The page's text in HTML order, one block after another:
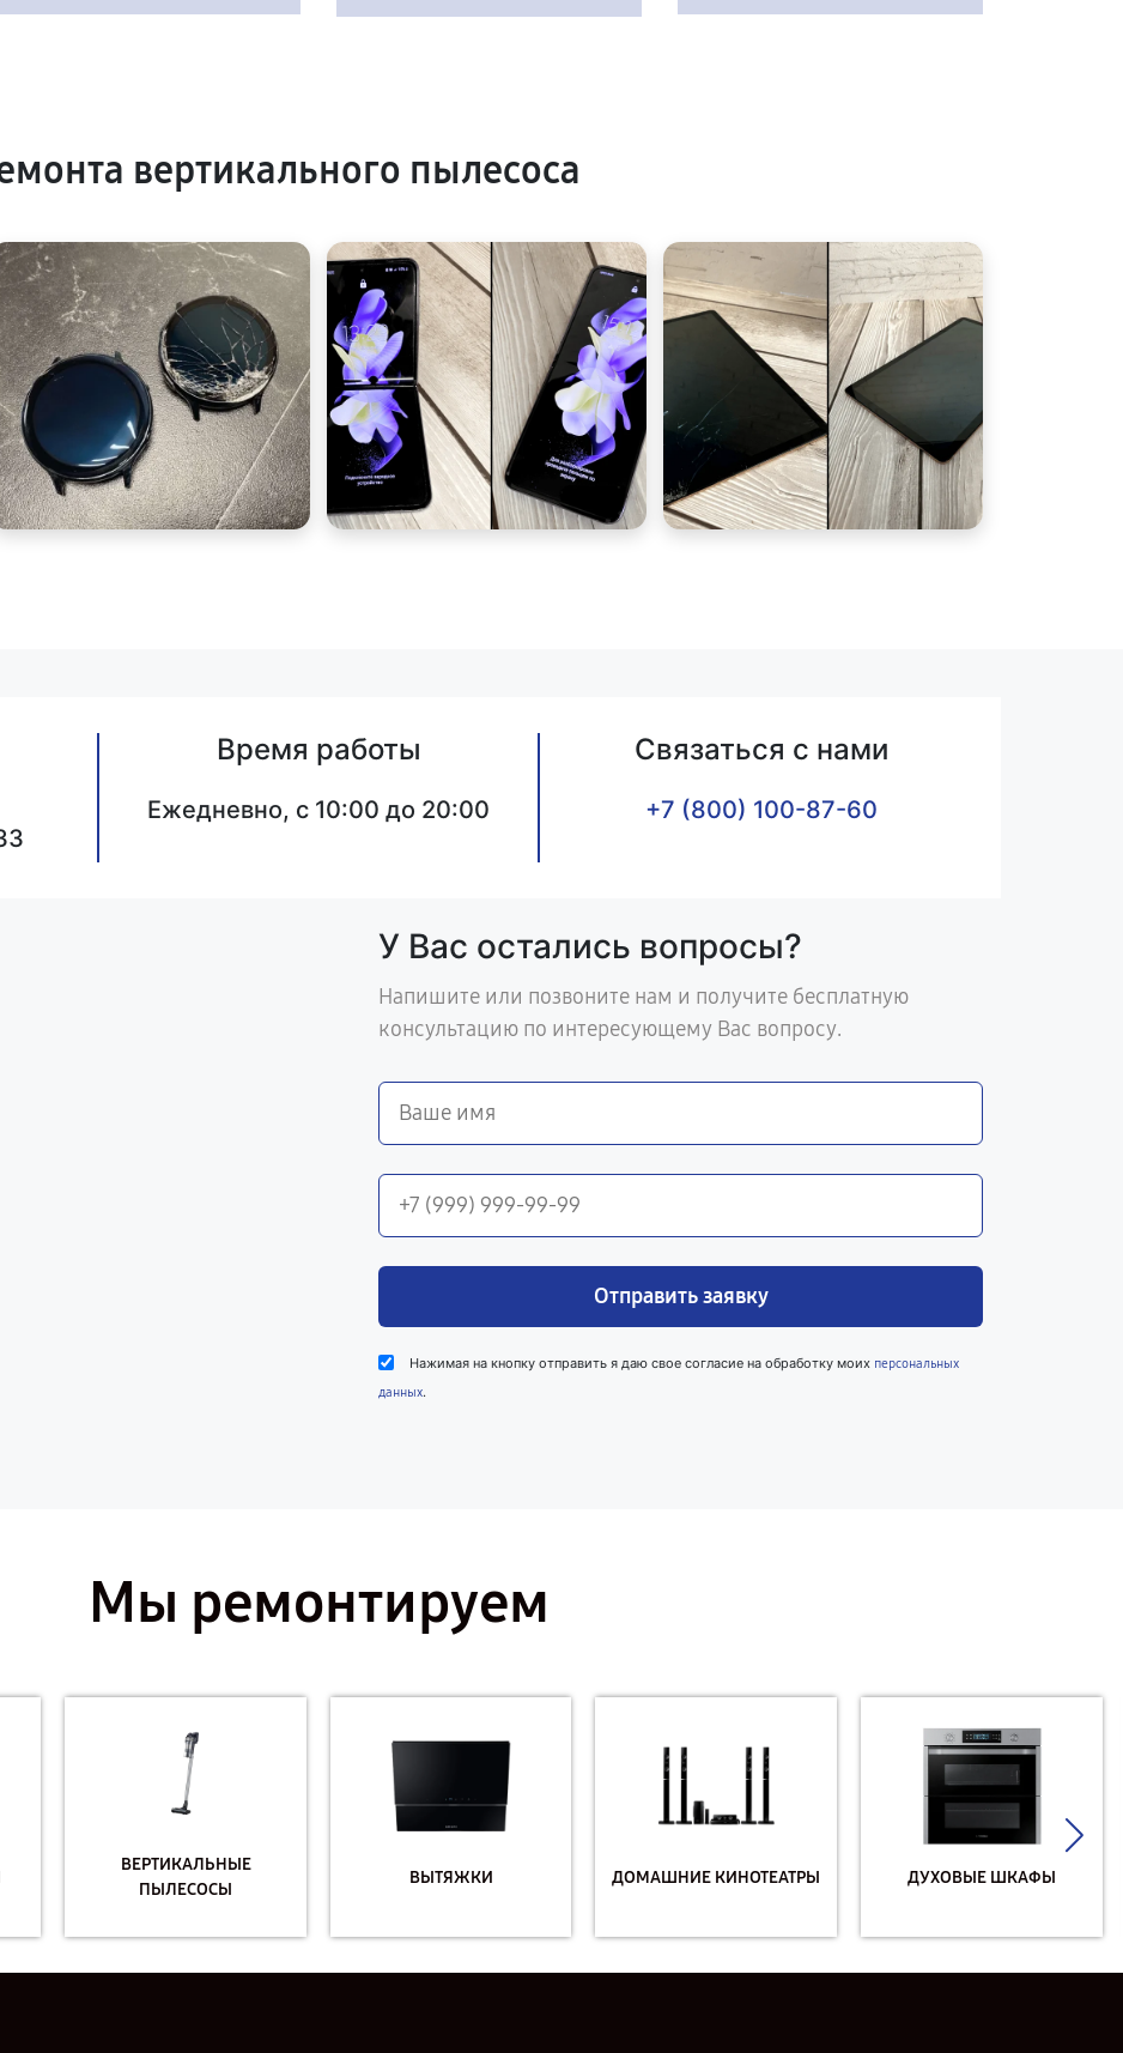
вертикального пылесоса
Время работы
Ежедневно, с 10:00 до 20:00
Связаться с нами
+7 (800) 100-87-60
У Вас остались вопросы?
Напишите или позвоните нам и получите бесплатную
консультацию по интересующему Вас вопросу.
Отправить заявку
Нажимая на кнопку отправить я даю свое согласие на обработку моих персональных
данных.
Мы ремонтируем
ВЕРТИКАЛЬНЫЕ
ПЫЛЕСОСЫ
ВЫТЯЖКИ ДОМАШНИЕ КИНОТЕАТРЫ ДУХОВЫЕ ШКАФЫ